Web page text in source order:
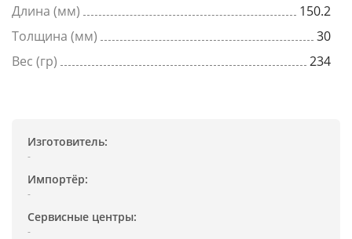
Длина (мм)
150.2
Толщина (мм)
30
Вес (гр)
234
Изготовитель:
-
Импортёр:
-
Сервисные центры:
-